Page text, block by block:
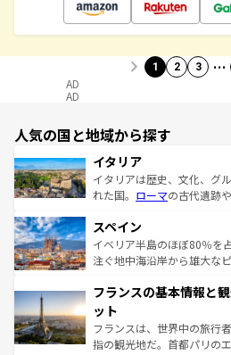
1 2 3 …
AD
AD
人気の国と地域から探す
イタリア
イタリアは歴史、文化、グ
れた国。 ローマの古代遺跡
ろん、トスカーナの美しい
景など、自然景観も見逃せ
ピザやパスタなど、絶品の
ませてくれるイタリアで、
なお、新着のイタリア情報は
しい。
スペイン
イベリア半島のほぼ80％を
注ぐ地中海沿岸から雄大な
文化が根付くこの国では、
れる闘牛、そして美味しい
る。首都マドリードの洗練
アートに溢れた街角から、
フランスの基本情報と
ット
フランスは、世界中の旅行
指の観光地だ。首都パリの